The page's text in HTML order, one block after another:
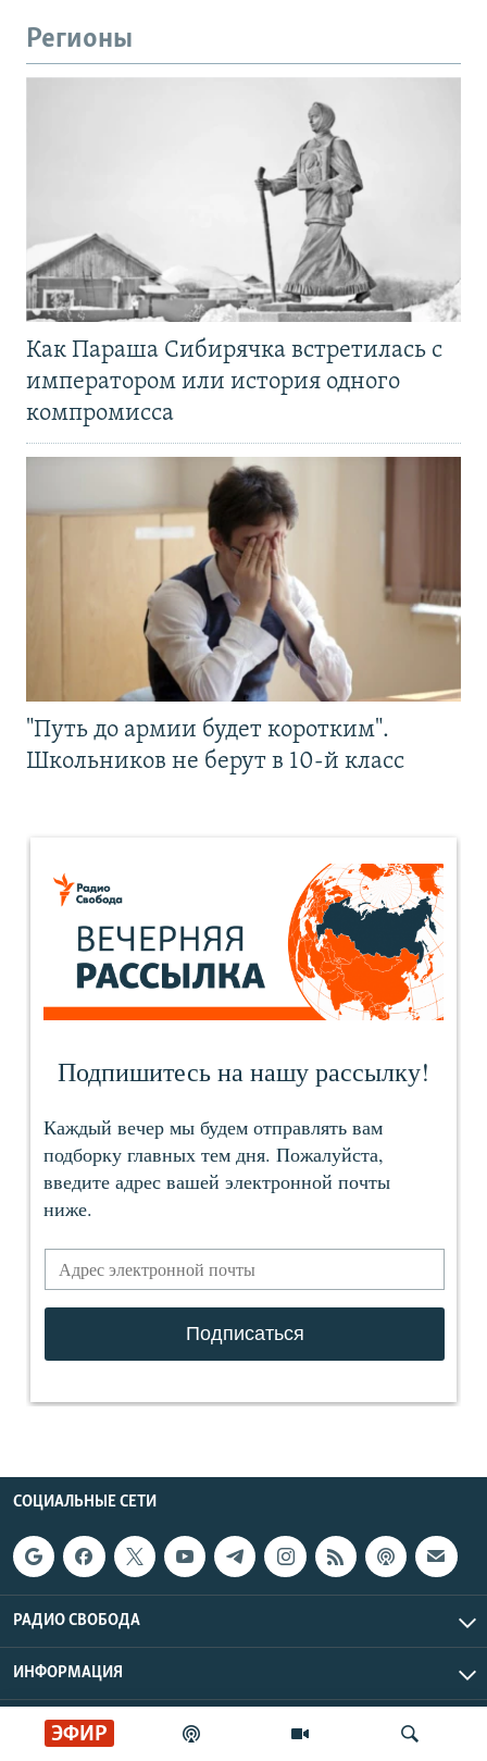
ЭФИР
Регионы
Как Параша Сибирячка встретилась с
императором или история одного
компромисса
"Путь до армии будет коротким".
Школьников не берут в 10-й класс
СОЦИАЛЬНЫЕ СЕТИ
РАДИО СВОБОДА
ИНФОРМАЦИЯ
Радио Свобода © 2026 RFE/RL, Inc. | Все права защищены.